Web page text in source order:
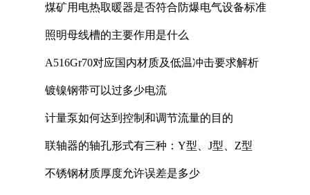
煤矿用电热取暖器是否符合防爆电气设备标准
照明母线槽的主要作用是什么
A516Gr70对应国内材质及低温冲击要求解析
镀镍钢带可以过多少电流
计量泵如何达到控制和调节流量的目的
联轴器的轴孔形式有三种：Y型、J型、Z型
不锈钢材质厚度允许误差是多少